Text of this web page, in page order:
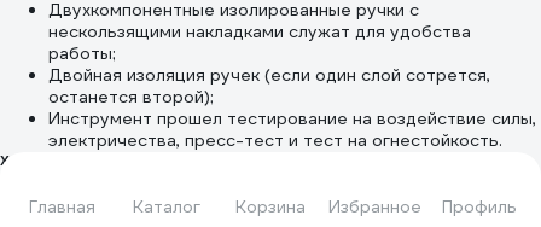
Главная Каталог Корзина Избранное Профиль
Двухкомпонентные изолированные ручки с
нескользящими накладками служат для удобства
работы;
Двойная изоляция ручек (если один слой сотрется,
останется второй);
Инструмент прошел тестирование на воздействие силы,
электричества, пресс-тест и тест на огнестойкость.
Характеристики
пассатижи